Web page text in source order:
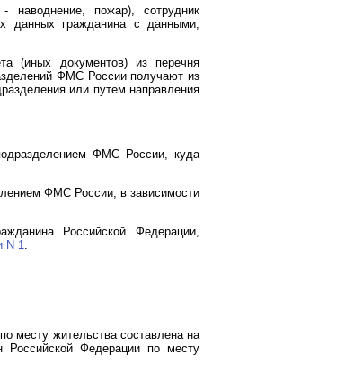
наводнение, пожар), сотрудник
данных гражданина с данными,
(иных документов) из перечня
ФМС России получают из
или путем направления
ФМС России, куда
ФМС России, в зависимости
Российской Федерации,
N 1.
месту жительства составлена на
Российской Федерации по месту